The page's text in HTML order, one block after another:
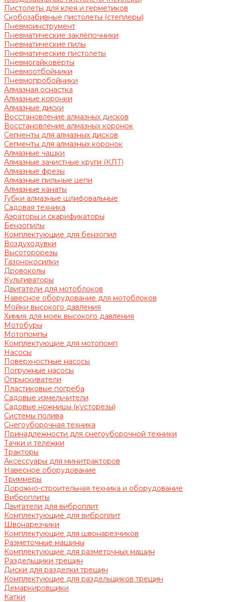
Пистолеты для клея и герметиков
Скобозабивные пистолеты (степлеры)
Пневмоинструмент
Пневматические заклёпочники
Пневматические пилы
Пневматические пистолеты
Пневмогайковёрты
Пневмоотбойники
Пневмопробойники
Алмазная оснастка
Алмазные коронки
Алмазные диски
Восстановление алмазных дисков
Восстановление алмазных коронок
Сегменты для алмазных дисков
Сегменты для алмазных коронок
Алмазные чашки
Алмазные зачистные круги (КЛТ)
Алмазные фрезы
Алмазные пильные цепи
Алмазные канаты
Губки алмазные шлифовальные
Садовая техника
Аэраторы и скарификаторы
Бензопилы
Комплектующие для бензопил
Воздуходувки
Высоторорезы
Газонокосилки
Дровоколы
Культиваторы
Двигатели для мотоблоков
Навесное оборудование для мотоблоков
Мойки высокого давления
Химия для моек высокого давления
Мотобуры
Мотопомпы
Комплектующие для мотопомп
Насосы
Поверхностные насосы
Погружные насосы
Опрыскиватели
Пластиковые погреба
Садовые измельчители
Садовые ножницы (кусторезы)
Системы полива
Снегоуборочная техника
Принадлежности для снегоуборочной техники
Тачки и тележки
Тракторы
Аксессуары для минитракторов
Навесное оборудование
Триммеры
Дорожно-строительная техника и оборудование
Виброплиты
Двигатели для виброплит
Комплектующие для виброплит
Швонарезчики
Комплектующие для швонарезчиков
Разметочные машины
Комплектующие для разметочных машин
Раздельщики трещин
Диски для разделки трещин
Комплектующие для раздельщиков трещин
Демаркировщики
Катки